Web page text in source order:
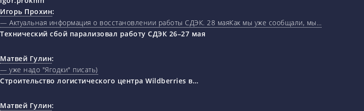
Игорь Прохин:
— Актуальная информация о восстановлении работы СДЭК. 28 маяКак мы уже сообщали, мы…
Технический сбой парализовал работу СДЭК 26–27 мая
Матвей Гулин:
— уже надо "Ягодки" писать)
Строительство логистического центра Wildberries в…
Матвей Гулин: